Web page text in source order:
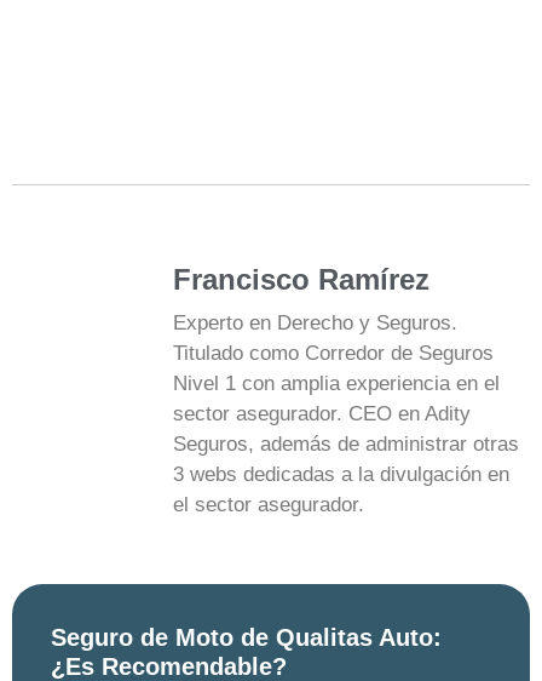
Francisco Ramírez
Experto en Derecho y Seguros.
Titulado como Corredor de Seguros
Nivel 1 con amplia experiencia en el
sector asegurador. CEO en Adity
Seguros, además de administrar otras
3 webs dedicadas a la divulgación en
el sector asegurador.
Seguro de Moto de Qualitas Auto:
¿Es Recomendable?